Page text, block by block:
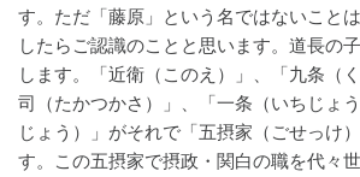
す。ただ「藤原」という名ではないこと
したらご認識のことと思います。道長の
します。「近衛（このえ）」、「九条（
司（たかつかさ）」、「一条（いちじょ
じょう）」がそれで「五摂家（ごせっけ
す。この五摂家で摂政・関白の職を代々